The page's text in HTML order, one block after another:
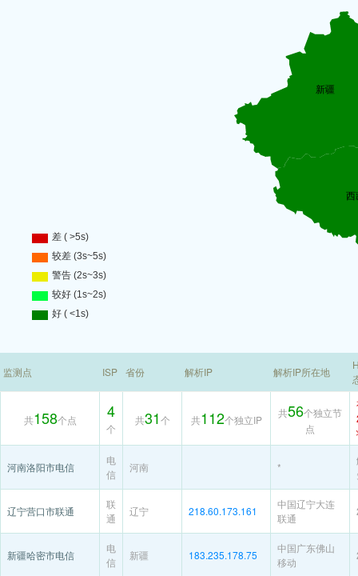
监测点 ISP 省份 解析IP 解析IP所在地
共158个点 4
个
共31个 共112个独立IP
共56个独立节
点
河南洛阳市电信
电
信
河南 *
辽宁营口市联通
联
通
辽宁 218.60.173.161
中国辽宁大连
联通
新疆哈密市电信
电
信
新疆 183.235.178.75
中国广东佛山
移动